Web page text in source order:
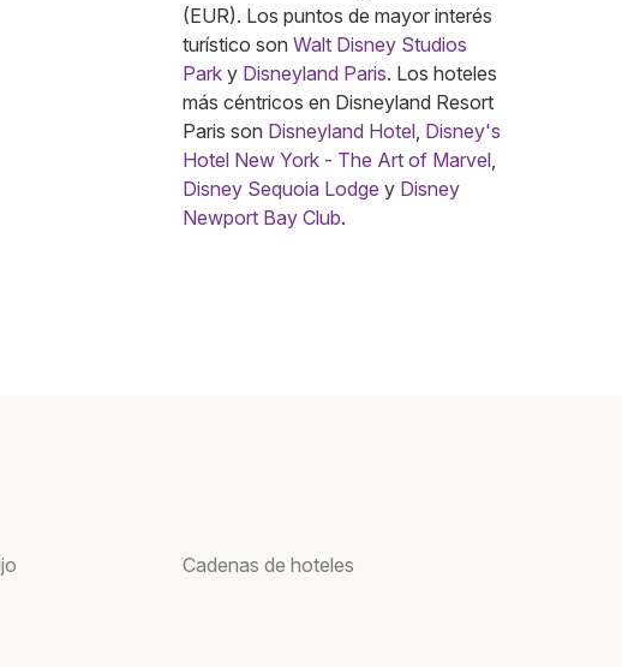
(EUR). Los puntos de mayor interés
turístico son Walt Disney Studios
Park y Disneyland Paris. Los hoteles
más céntricos en Disneyland Resort
Paris son Disneyland Hotel, Disney's
Hotel New York - The Art of Marvel,
Disney Sequoia Lodge y Disney
Newport Bay Club.
Cadenas de hoteles